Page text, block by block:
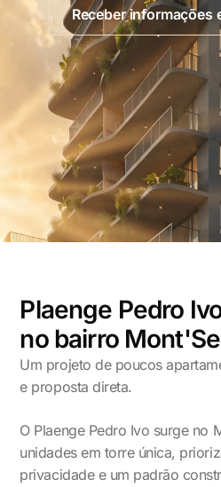
Receber informações
Plaenge Pedro
no bairro
Um projeto de poucos
e proposta direta.
O Plaenge Pedro Ivo surge no
unidades em torre única,
privacidade e um padrão